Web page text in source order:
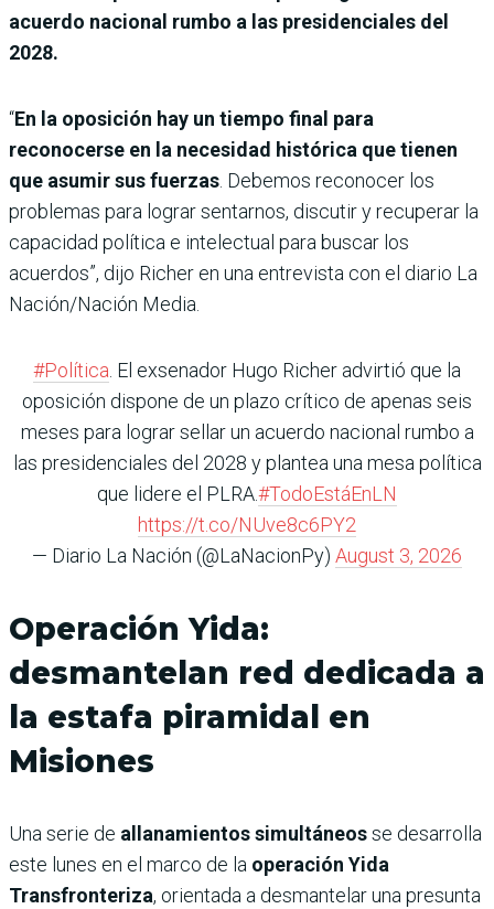
acuerdo nacional rumbo a las presidenciales del
2028.
“En la oposición hay un tiempo final para
reconocerse en la necesidad histórica que tienen
que asumir sus fuerzas. Debemos reconocer los
problemas para lograr sentarnos, discutir y recuperar la
capacidad política e intelectual para buscar los
acuerdos”, dijo Richer en una entrevista con el diario La
Nación/Nación Media.
#Política. El exsenador Hugo Richer advirtió que la
oposición dispone de un plazo crítico de apenas seis
meses para lograr sellar un acuerdo nacional rumbo a
las presidenciales del 2028 y plantea una mesa política
que lidere el PLRA.#TodoEstáEnLN
https://t.co/NUve8c6PY2
— Diario La Nación (@LaNacionPy) August 3, 2026
Operación Yida:
desmantelan red dedicada a
la estafa piramidal en
Misiones
Una serie de allanamientos simultáneosse desarrolla
este lunes en el marco de la operación Yida
Transfronteriza, orientada a desmantelar una presunta